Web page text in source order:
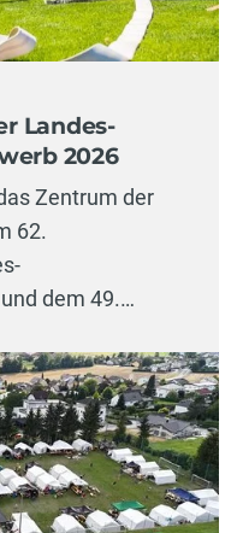
Landes-
2026
Zentrum der
62.
dem 49.…